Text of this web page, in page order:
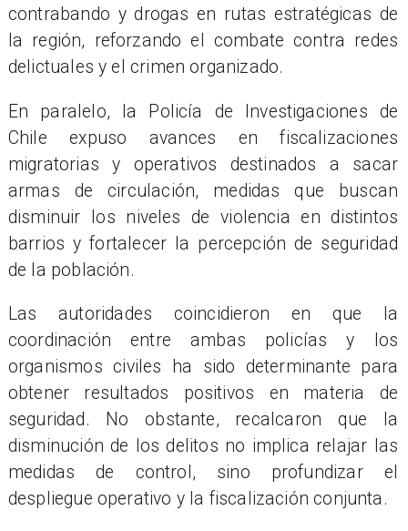
contrabando y drogas en rutas estratégicas de
la región, reforzando el combate contra redes
delictuales y el crimen organizado.
En paralelo, la Policía de Investigaciones de
Chile expuso avances en fiscalizaciones
migratorias y operativos destinados a sacar
armas de circulación, medidas que buscan
disminuir los niveles de violencia en distintos
barrios y fortalecer la percepción de seguridad
de la población.
Las autoridades coincidieron en que la
coordinación entre ambas policías y los
organismos civiles ha sido determinante para
obtener resultados positivos en materia de
seguridad. No obstante, recalcaron que la
disminución de los delitos no implica relajar las
medidas de control, sino profundizar el
despliegue operativo y la fiscalización conjunta.